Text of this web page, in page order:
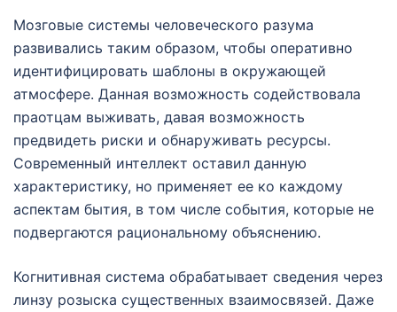
Мозговые системы человеческого разума
развивались таким образом, чтобы оперативно
идентифицировать шаблоны в окружающей
атмосфере. Данная возможность содействовала
праотцам выживать, давая возможность
предвидеть риски и обнаруживать ресурсы.
Современный интеллект оставил данную
характеристику, но применяет ее ко каждому
аспектам бытия, в том числе события, которые не
подвергаются рациональному объяснению.
Когнитивная система обрабатывает сведения через
линзу розыска существенных взаимосвязей. Даже